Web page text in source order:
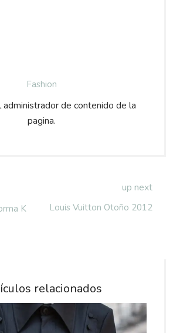
Fashion
administrador de contenido de la
pagina.
K
up next
Louis Vuitton Otoño 2012
relacionados